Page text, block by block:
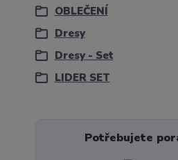
OBLEČENÍ
Dresy
Dresy - Set
LIDER SET
Potřebujete